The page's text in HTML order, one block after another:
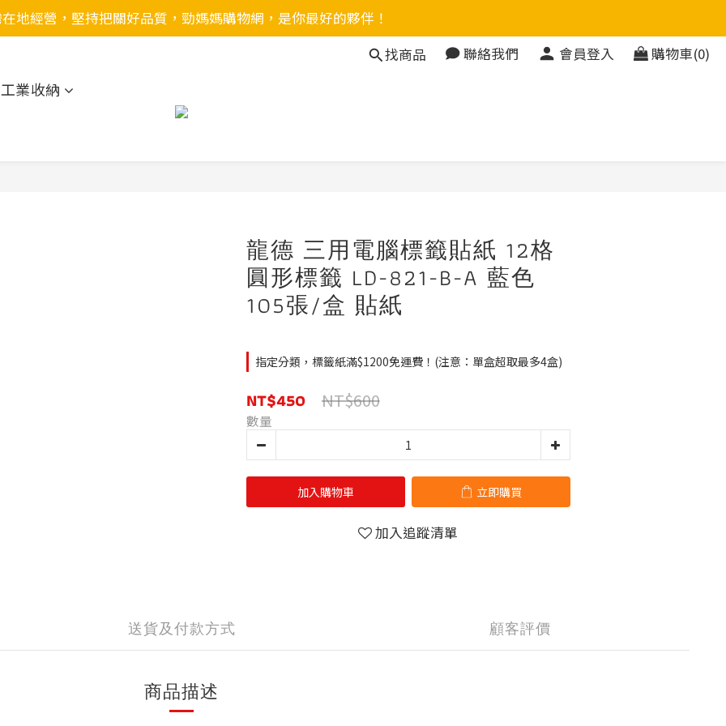
地經營，堅持把關好品質，勁媽媽購物網，是你最好的夥伴！
找商品
聯絡我們 會員登入 購物車(0)
業收納
龍德 三用電腦標籤貼紙 12格
圓形標籤 LD-821-B-A 藍色
105張/盒 貼紙
指定分類，標籤紙滿$1200免運費！(注意：單盒超取最多4盒)
NT$450 NT$600
數量
加入購物車 立即購買
加入追蹤清單
送貨及付款方式 顧客評價
商品描述